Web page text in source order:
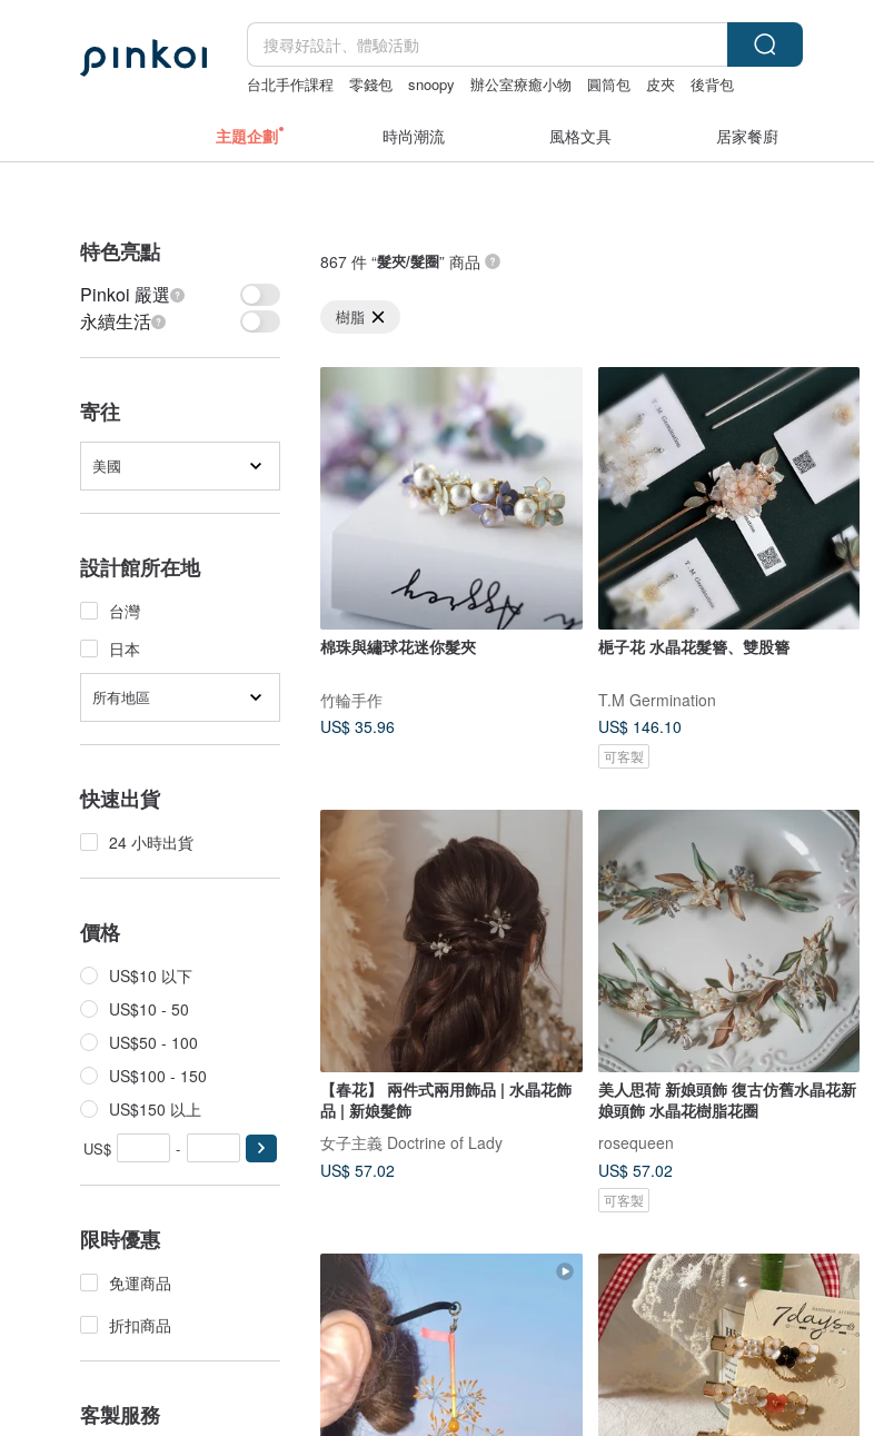
台北手作課程 零錢包 snoopy 辦公室療癒小物 圓筒包 皮夾
後背包
主題企劃 時尚潮流 風格文具 居家餐廚
特色亮點
Pinkoi 嚴選
永續生活
寄往
美國
設計館所在地
台灣
日本
所有地區
快速出貨
24 小時出貨
價格
US$10 以下
US$10 - 50
US$50 - 100
US$100 - 150
US$150 以上
US$ -
限時優惠
免運商品
折扣商品
客製服務
867 件 “髮夾/髮圈” 商品
樹脂
棉珠與繡球花迷你髮夾
竹輪手作
US$ 35.96
梔子花 水晶花髮簪、雙股簪
T.M Germination
US$ 146.10
可客製
【春花】 兩件式兩用飾品 | 水晶花飾
品 | 新娘髮飾
女子主義 Doctrine of Lady
US$ 57.02
美人思荷 新娘頭飾 復古仿舊水晶花新
娘頭飾 水晶花樹脂花圈
rosequeen
US$ 57.02
可客製